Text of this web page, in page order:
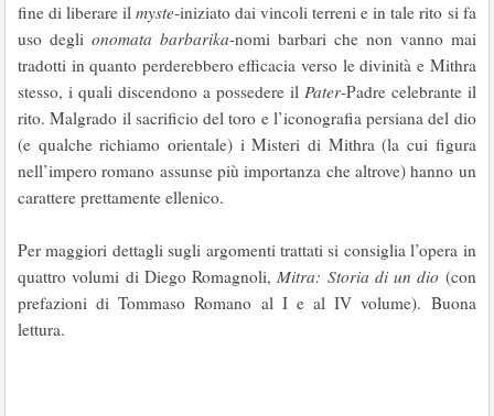
fine di liberare ilmyste-iniziato dai vincoli terreni e in tale rito si fa
uso degli onomata barbarika-nomi barbari che non vanno mai
tradotti in quanto perderebbero efficacia verso le divinità e Mithra
stesso, i quali discendono a possedere il Pater-Padre celebrante il
rito. Malgrado il sacrificio del toro e l’iconografia persiana del dio
(e qualche richiamo orientale) i Misteri di Mithra (la cui figura
nell’impero romano assunse più importanza che altrove) hanno un
carattere prettamente ellenico.
Per maggiori dettagli sugli argomenti trattati si consiglia l’opera in
quattro volumi di Diego Romagnoli,Mitra: Storia di un dio (con
prefazioni di Tommaso Romano al I e al IV volume). Buona
lettura.